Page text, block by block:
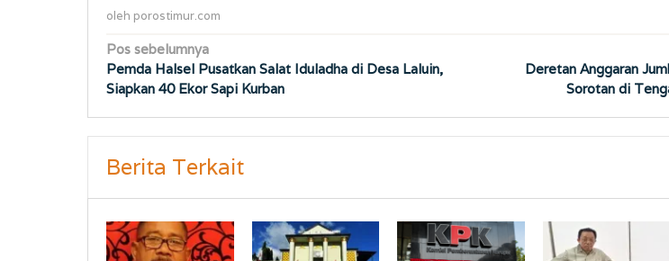
oleh porostimur.com
Navigasi
pos
Pos sebelumnya
Pemda Halsel Pusatkan Salat Iduladha di Desa Laluin,
Siapkan 40 Ekor Sapi Kurban
Deretan Anggaran
Sorotan di
Berita Terkait